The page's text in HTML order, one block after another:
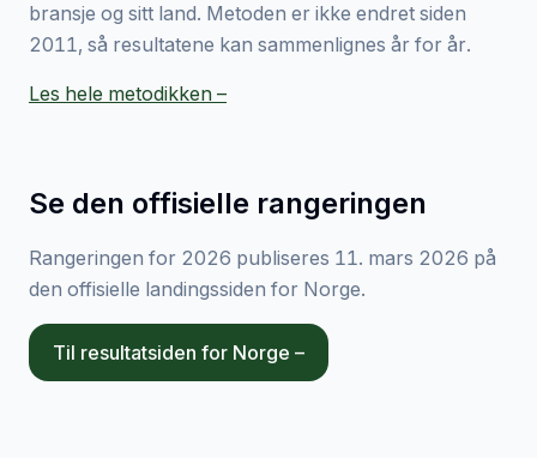
bransje og sitt land. Metoden er ikke endret siden
2011, så resultatene kan sammenlignes år for år.
Les hele metodikken –
Se den offisielle rangeringen
Rangeringen for 2026 publiseres 11. mars 2026 på
den offisielle landingssiden for Norge.
Til resultatsiden for Norge –